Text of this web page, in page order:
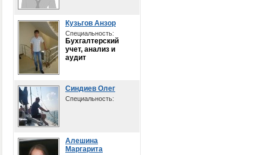
Кузьгов Анзор
Специальность:
Бухгалтерский
учет, анализ и
аудит
Синдиев Олег
Специальность:
Алешина
Маргарита